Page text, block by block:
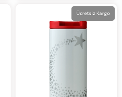
Ücretsiz Kargo